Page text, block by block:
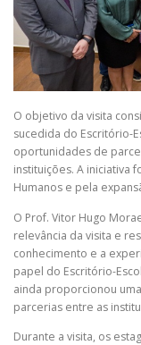
O objetivo da visita
sucedida do Escritório-
oportunidades de
instituições. A iniciativa
Humanos e pela
O Prof. Vitor Hugo
relevância da visita e
conhecimento e a
papel do Escritório-
ainda proporcionou
parcerias entre as
Durante a visita, os